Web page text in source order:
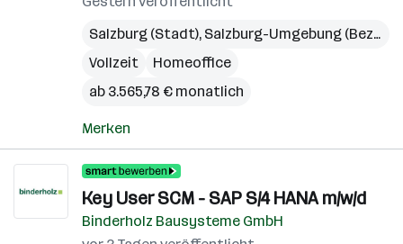
Salzburg (Stadt), Salzburg-Umgebung (Bezirk)
Vollzeit
Homeoffice
ab 3.565,78 € monatlich
Merken
Key User SCM - SAP S/4 HANA m/w/d
Binderholz Bausysteme GmbH